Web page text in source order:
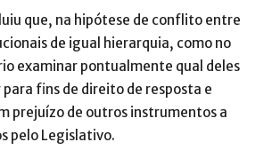
que, na hipótese de conflito entre
de igual hierarquia, como no
examinar pontualmente qual deles
fins de direito de resposta e
prejuízo de outros instrumentos a
pelo Legislativo.